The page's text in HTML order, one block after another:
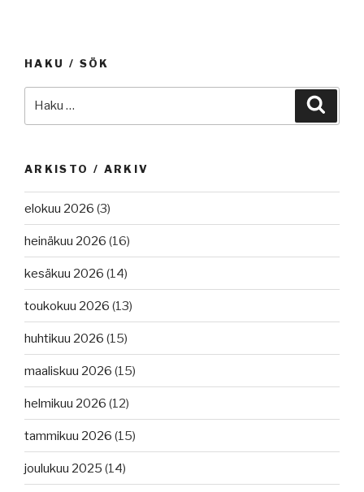
HAKU / SÖK
ARKISTO / ARKIV
elokuu 2026 (3)
heinäkuu 2026 (16)
kesäkuu 2026 (14)
toukokuu 2026 (13)
huhtikuu 2026 (15)
maaliskuu 2026 (15)
helmikuu 2026 (12)
tammikuu 2026 (15)
joulukuu 2025 (14)